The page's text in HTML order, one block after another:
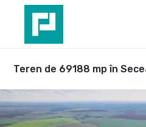
Teren de 69188 mp în